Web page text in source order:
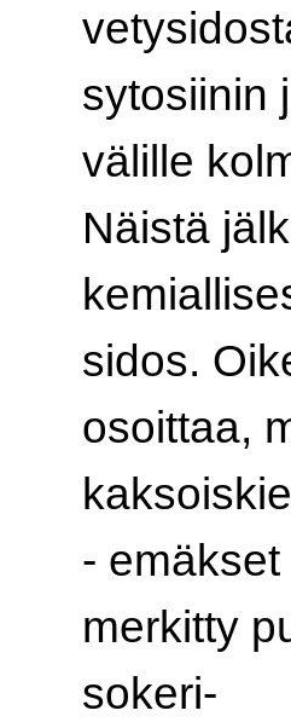
sytosiinin
välille
Näistä
sidos.
osoittaa,
- emäkset
merkitty
sokeri-